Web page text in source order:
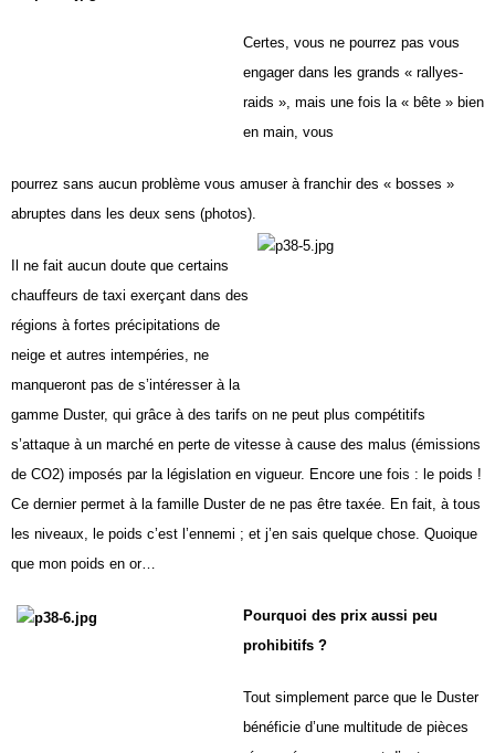
Certes, vous ne pourrez pas vous
engager dans les grands « rallyes-
raids », mais une fois la « bête » bien
en main, vous
pourrez sans aucun problème vous amuser à franchir des « bosses »
abruptes dans les deux sens (photos).
Il ne fait aucun doute que certains
chauffeurs de taxi exerçant dans des
régions à fortes précipitations de
neige et autres intempéries, ne
manqueront pas de s’intéresser à la
gamme Duster, qui grâce à des tarifs on ne peut plus compétitifs
s’attaque à un marché en perte de vitesse à cause des malus (émissions
de CO2) imposés par la législation en vigueur. Encore une fois : le poids !
Ce dernier permet à la famille Duster de ne pas être taxée. En fait, à tous
les niveaux, le poids c’est l’ennemi ; et j’en sais quelque chose. Quoique
que mon poids en or…
Pourquoi des prix aussi peu
prohibitifs ?
Tout simplement parce que le Duster
bénéficie d’une multitude de pièces